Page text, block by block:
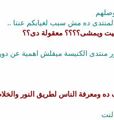
ده مش سبب لغيابكم عننا ..
ويمشى؟؟؟؟ معقولة دى؟؟
منتدى الكنيسة ميقلش اهمية عن
ومعرفة الناس لطريق النور